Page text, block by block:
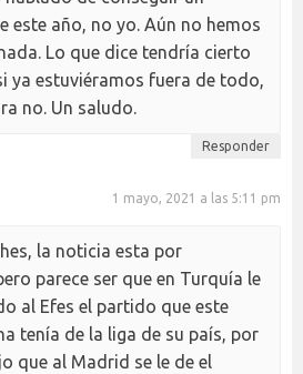
este año, no yo. Aún no hemos
Lo que dice tendría cierto
ya estuviéramos fuera de todo,
no. Un saludo.
Responder
1 mayo, 2021 a las 5:11 pm
la noticia esta por
parece ser que en Turquía le
al Efes el partido que este
tenía de la liga de su país, por
que al Madrid se le de el